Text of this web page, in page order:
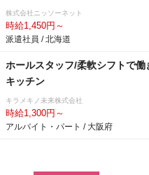
株式会社ニッソーネット
時給1,450円～
派遣社員 / 北海道
ホールスタッフ/柔軟シフトで働
キッチン
キラメキノ未来株式会社
時給1,300円～
アルバイト・パート / 大阪府